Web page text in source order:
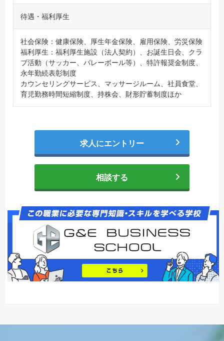
待遇・福利厚生
社会保険：健康保険、厚生年金保険、雇用保険、労災保険
福利厚生：福利厚生施設（法人契約）、お誕生日会、クラ
ブ活動（サッカー、バレーボール等）、特許報奨金制度、
永年勤続表彰制度
カウンセリングサービス、マッサージルーム、社員食堂、
育児勤務時間短縮制度、持株会、財形貯蓄制度ほか
求人にエントリー
相談する